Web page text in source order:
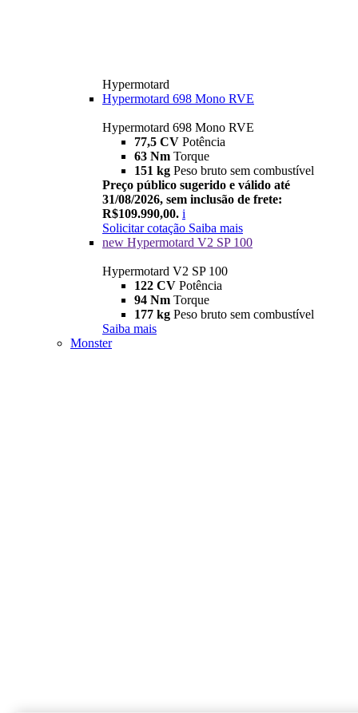
Hypermotard
Hypermotard 698 Mono RVE
Hypermotard 698 Mono RVE
77,5 CV Potência
63 Nm Torque
151 kg Peso bruto sem combustível
Preço público sugerido e válido até
31/08/2026, sem inclusão de frete:
R$109.990,00. i
Solicitar cotação Saiba mais
new Hypermotard V2 SP 100
Hypermotard V2 SP 100
122 CV Potência
94 Nm Torque
177 kg Peso bruto sem combustível
Saiba mais
Monster